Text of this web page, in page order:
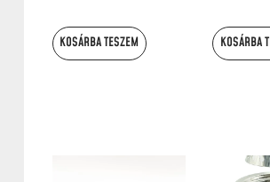
KOSÁRBA TESZEM KOSÁRBA